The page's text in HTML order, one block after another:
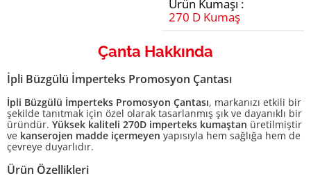
Ürün Kumaşı :
270 D Kumaş
Çanta Hakkında
İpli Büzgülü İmperteks Promosyon Çantası
İpli Büzgülü İmperteks Promosyon Çantası, markanızı etkili bir
şekilde tanıtmak için özel olarak tasarlanmış şık ve dayanıklı bir
üründür. Yüksek kaliteli 270D imperteks kumaştan üretilmiştir
ve kanserojen madde içermeyen yapısıyla hem sağlığa hem de
çevreye duyarlıdır.
Ürün Özellikleri